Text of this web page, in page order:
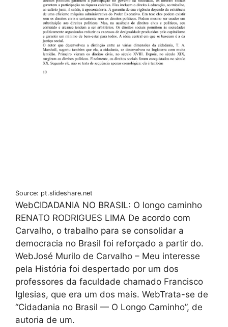
Source: pt.slideshare.net
WebCIDADANIA NO BRASIL: O longo caminho
RENATO RODRIGUES LIMA De acordo com
Carvalho, o trabalho para se consolidar a
democracia no Brasil foi reforçado a partir do.
WebJosé Murilo de Carvalho – Meu interesse
pela História foi despertado por um dos
professores da faculdade chamado Francisco
Iglesias, que era um dos mais. WebTrata-se de
“Cidadania no Brasil — O Longo Caminho”, de
autoria de um.